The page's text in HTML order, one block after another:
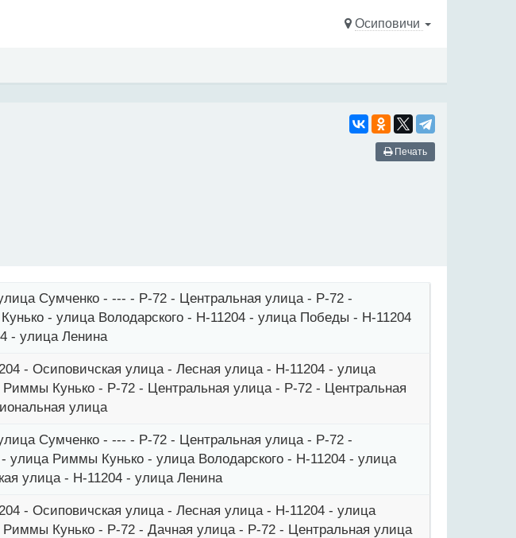
Осиповичи
Печать
Сумченко - --- - Р-72 - Центральная улица - Р-72 -
- улица Володарского - Н-11204 - улица Победы - Н-11204
- улица Ленина
- Осиповичская улица - Лесная улица - Н-11204 - улица
Кунько - Р-72 - Центральная улица - Р-72 - Центральная
улица
Сумченко - --- - Р-72 - Центральная улица - Р-72 -
Риммы Кунько - улица Володарского - Н-11204 - улица
улица - Н-11204 - улица Ленина
- Осиповичская улица - Лесная улица - Н-11204 - улица
Кунько - Р-72 - Дачная улица - Р-72 - Центральная улица